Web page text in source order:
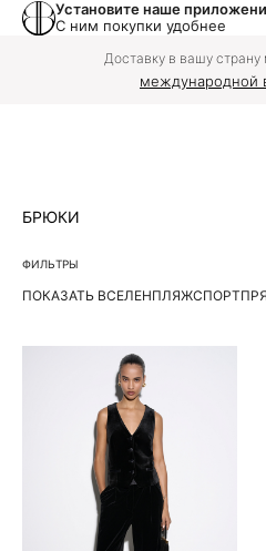
Установите наше
С ним покупки удобнее
Доставку в вашу
международной
БРЮКИ
ФИЛЬТРЫ
ПОКАЗАТЬ ВСЕЛЕНПЛЯЖСПОРТ